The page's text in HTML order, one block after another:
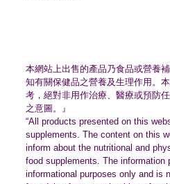
本網站上出售的產品乃食品或營養補
知有關保健品之營養及生理作用。
考，絕對非用作治療、 醫療或預防
之意圖。』
“All products presented on this
supplements. The content on this
inform about the nutritional and
food supplements. The
informational purposes only and is